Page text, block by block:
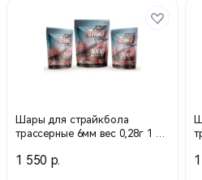
Шары для страйкбола
трассерные 6мм вес 0,28г 1 кг
1 550 р.